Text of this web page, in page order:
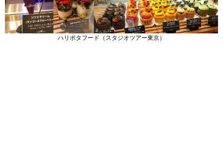
ハリポタフード（スタジオツアー東京）